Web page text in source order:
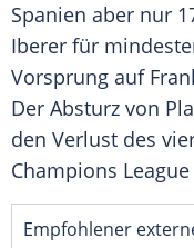
Spanien aber nur
Iberer für
Vorsprung auf
Der Absturz von
den Verlust des
Champions League
Empfohlener